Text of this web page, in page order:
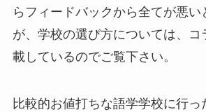
らフィードバックから全てが悪い
が、学校の選び方については、コ
載しているのでご覧下さい。
比較的お値打ちな語学学校に行